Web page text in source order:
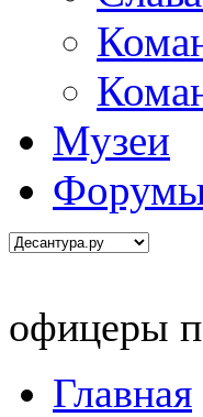
Музеи
офицеры
Главная